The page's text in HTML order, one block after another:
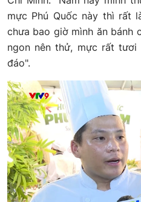
mực Phú Quốc này thì rất
chưa bao giờ mình ăn bánh
ngon nên thử, mực rất
đáo".